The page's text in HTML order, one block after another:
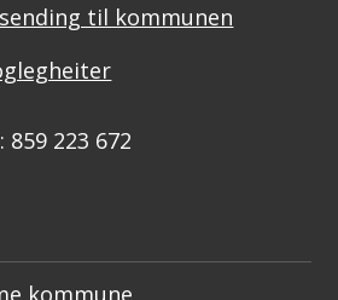
til kommunen
223 672
kommune